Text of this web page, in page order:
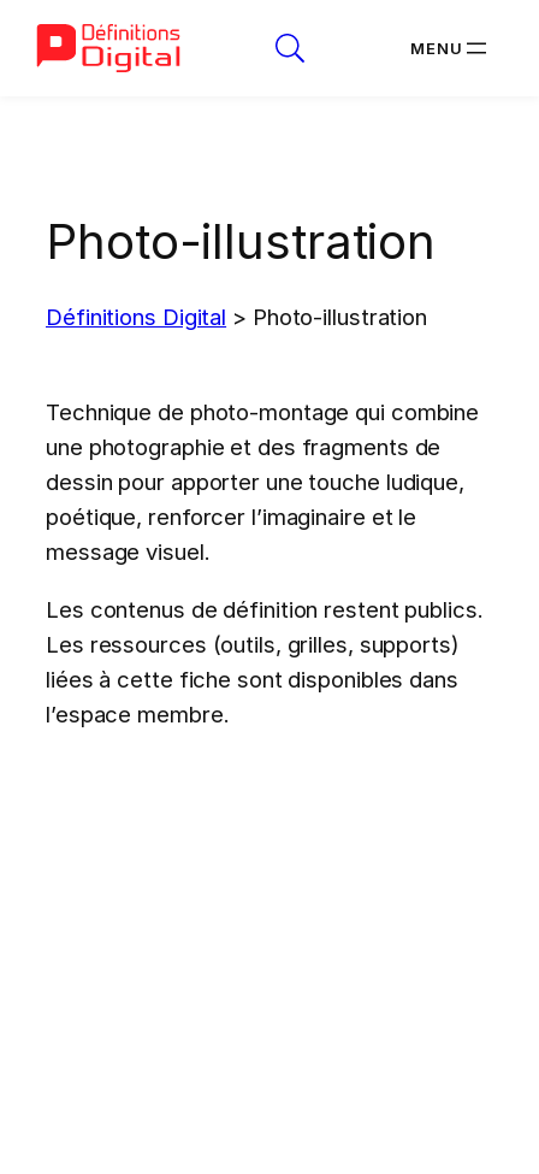
Photo-illustration
Définitions Digital > Photo-illustration
Technique de photo-montage qui combine
une photographie et des fragments de
dessin pour apporter une touche ludique,
poétique, renforcer l’imaginaire et le
message visuel.
Les contenus de définition restent publics.
Les ressources (outils, grilles, supports)
liées à cette fiche sont disponibles dans
l’espace membre.